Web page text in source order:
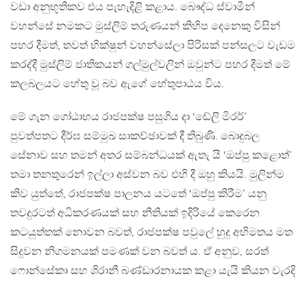
වඩා අනුභූතිකව එය පැහැදිළි කළාය. බෞද්ධ ස්වාමීන්
වහන්සේ නමකට මුස්ලිම් තරුණයන් කිහිප දෙනෙකු විසින්
පහර දීමත්, තවත් භික්ෂුන් වහන්සේලා පිරිසක් පන්සලට වැඩම
කරද්දී මුස්ලිම් ජාතිකයන් ගල්මුල්වලින් ඔවුන්ට පහර දීමත් මේ
කලබලයට හේතු වූ බව ඇගේ හේතුපාඨය විය.
මේ ගැන ගෝඨාභය රාජපක්ෂ පසුගිය දා ‘ඬේලි මිරර්’
පුවත්පතට දීර්ඝ සම්මුඛ සාකච්ඡාවක් දී තිබුණි. බොදුබල
සේනාව සහ තමන් අතර සම්බන්ධයක් ඇතැ යි ‘ඔප්පු කළොත්’
තමා තනතුරෙන් ඉල්ලා අස්වන බව එහි දී ඔහු කියයි. මුලින්ම
කිව යුත්තේ, රාජපක්ෂ පාලනය යටතේ ‘ඔප්පු කිරීම’ යනු
තවදුරටත් අධිකරණයක් සහ නීතියක් ඉදිරියේ කෙරෙන
කටයුත්තක් නොවන බවත්, රාජපක්ෂ පවුලේ හුදු අභිමතය මත
සිදුවන නිගමනයක් පමණක් වන බවත් ය. ඒ අනුව, සරත්
ෆොන්සේකා සහ ශිරානී බණ්ඩාරනායක කළා යැයි කියන වැරදි